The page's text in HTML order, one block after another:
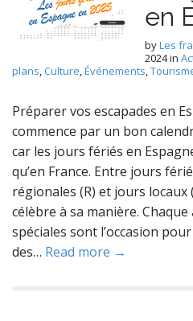
en
byLes
2024in
plans, Culture,Événements,
Préparer vos escapades en
commence par un bon
car les jours fériés en
qu’en France. Entre jours
régionales (R) et jours
célèbre à sa manière.
spéciales sont l’occasion
des… Read more →